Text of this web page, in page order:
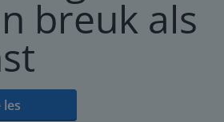
breuk als
les